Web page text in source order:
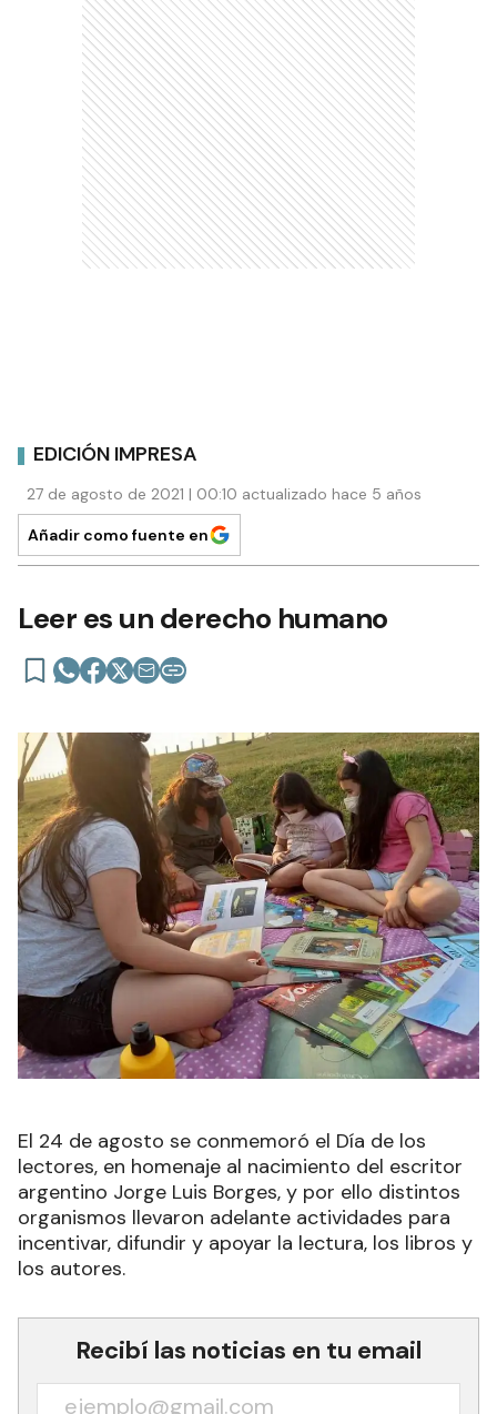
EDICIÓN IMPRESA
27 de agosto de 2021 | 00:10 actualizado hace 5 años
Añadir como fuente en
Leer es un derecho humano
El 24 de agosto se conmemoró el Día de los
lectores, en homenaje al nacimiento del escritor
argentino Jorge Luis Borges, y por ello distintos
organismos llevaron adelante actividades para
incentivar, difundir y apoyar la lectura, los libros y
los autores.
Recibí las noticias en tu email